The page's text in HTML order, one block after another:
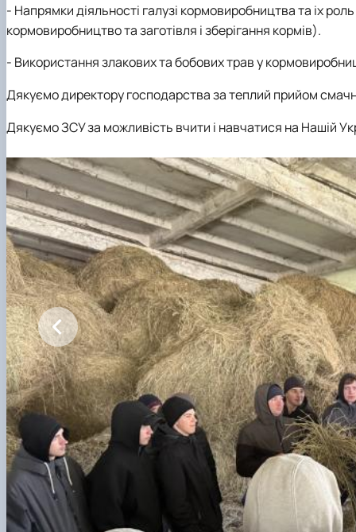
- Напрямки діяльності галузі кормовиробництва та іх
кормовиробництво та заготівля і зберігання кормів).
- Використання злакових та бобових трав у
Дякуємо директору господарства за теплий прийом
Дякуємо ЗСУ за можливість вчити і навчатися на Нашій